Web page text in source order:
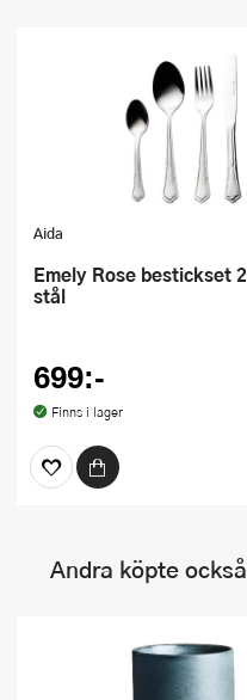
Aida
Emely Rose bestickset 24 delar
stål
699:-
Finns i lager
Andra köpte också